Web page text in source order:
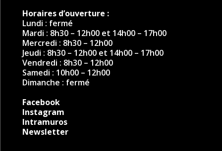
Horaires d’ouverture :
Lundi : fermé
Mardi : 8h30 – 12h00 et 14h00 – 17h00
Mercredi : 8h30 – 12h00
Jeudi : 8h30 – 12h00 et 14h00 – 17h00
Vendredi : 8h30 – 12h00
Samedi : 10h00 – 12h00
Dimanche : fermé
Facebook
Instagram
Intramuros
Newsletter